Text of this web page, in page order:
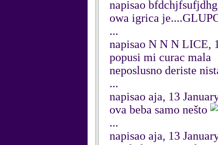
napisao
owa igrica
...
napisao N N N LICE,
popusi mi curac mala
neposlusno deriste
...
napisao aja, 13
ova beba samo nešto
...
napisao aja, 13